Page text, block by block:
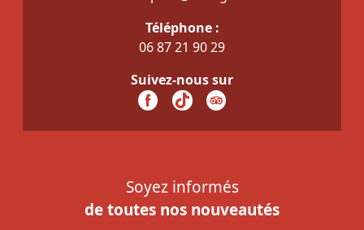
Téléphone :
06 87 21 90 29
Suivez-nous sur
Soyez informés
de toutes nos nouveautés